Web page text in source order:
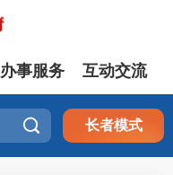
办事服务 互动交流
 长者模式